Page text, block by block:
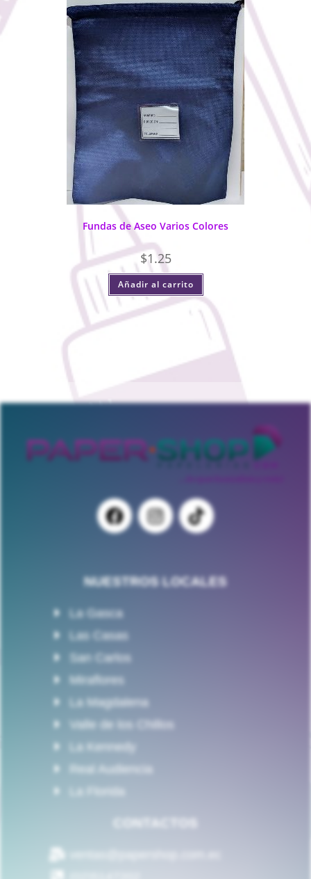
Fundas de Aseo Varios Colores
$1.25
Añadir al carrito
NUESTROS LOCALES
La Gasca
Las Casas
San Carlos
Miraflores
La Magdalena
Valle de los Chillos
La Kennedy
Real Audiencia
La Florida
CONTACTOS